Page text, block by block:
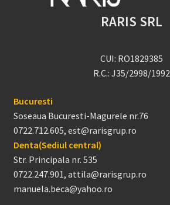
RARIS SRL
CUI: RO1829385
R.C.: J35/2998/1992
Bucuresti
Soseaua Bucuresti-Magurele nr.76
0722.712.605, est@rarisgrup.ro
Denta(Sediul central)
Str. Principala nr. 535
0722.247.901, attila@rarisgrup.ro
manuela.beca@yahoo.ro